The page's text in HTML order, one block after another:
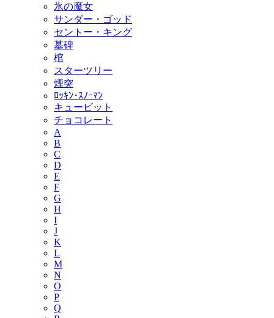
氷の魔女
サンダー・ゴッド
セントー・キング
墓碑
棺
スターツリー
煙突
ﾛｯｷﾝ･ｽﾉｰﾏﾝ
キュービット
チョコレート
A
B
C
D
E
F
G
H
I
J
K
L
M
N
O
P
Q